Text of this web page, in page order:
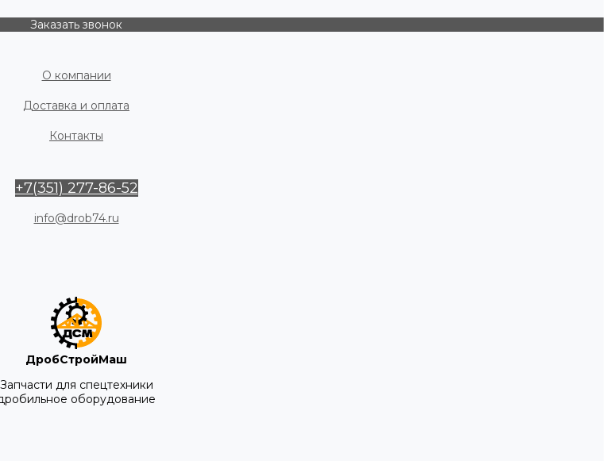
Заказать звонок
О компании
Доставка и оплата
Контакты
+7(351) 277-86-52
info@drob74.ru
ДробСтройМаш
Запчасти для спецтехники
оборудование